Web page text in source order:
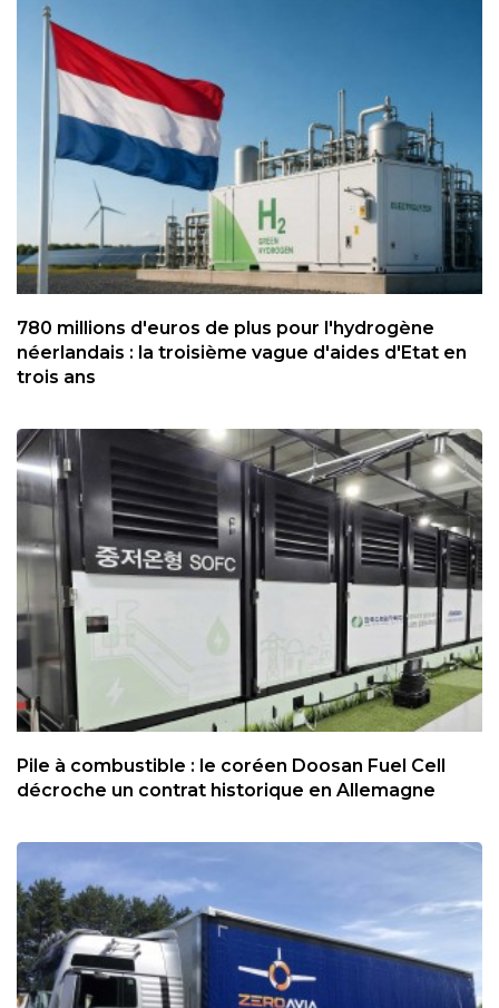
780 millions d'euros de plus pour l'hydrogène
néerlandais : la troisième vague d'aides d'Etat en
trois ans
Pile à combustible : le coréen Doosan Fuel Cell
décroche un contrat historique en Allemagne